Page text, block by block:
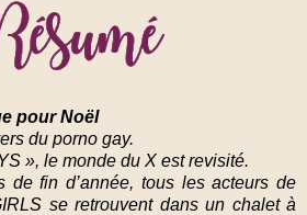
pour Noël
du porno gay.
», le monde du X est revisité.
de fin d’année, tous les acteurs de
se retrouvent dans un chalet à